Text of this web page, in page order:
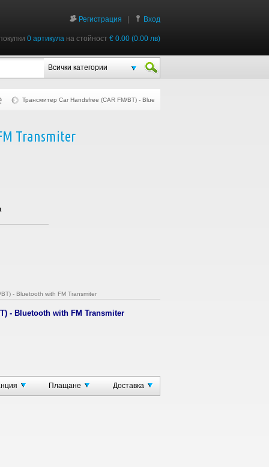
Регистрация Вход
0 артикула на стойност € 0.00 (0.00 лв)
Всички категории
Трансмитер Car Handsfree (CAR FM/BT) - Bluetooth with FM Transmiter
Transmiter
- Bluetooth with FM Transmiter
- Bluetooth with FM Transmiter
Плащане Доставка